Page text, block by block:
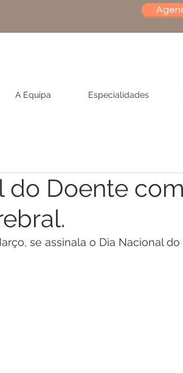
do Doente
se assinala o Dia Nacional
A Equipa Especialidades